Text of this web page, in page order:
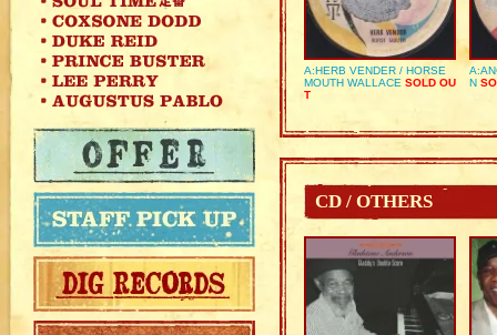
A:HERB VENDER / HORSE
MOUTH WALLACE SOLD OU
T
N
CD / OTHERS